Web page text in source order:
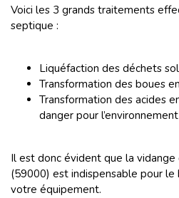
Voici les 3 grands traitements
septique :
Liquéfaction des déchets
Transformation des boues
Transformation des acides
danger pour l’environnement
Il est donc évident que la
(59000) est indispensable pour
votre équipement.